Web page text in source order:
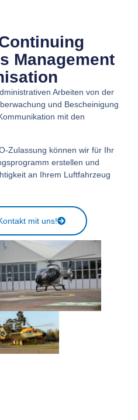
Management
Arbeiten von der
und Bescheinigung
mit den
Zulassung können wir für Ihr
erstellen und
an Ihrem Luftfahrzeug
mit uns!